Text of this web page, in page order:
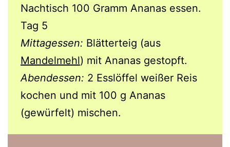
Nachtisch 100 Gramm Ananas essen.
Tag 5
Mittagessen: Blätterteig (aus
Mandelmehl) mit Ananas gestopft.
Abendessen: 2 Esslöffel weißer Reis
kochen und mit 100 g Ananas
(gewürfelt) mischen.